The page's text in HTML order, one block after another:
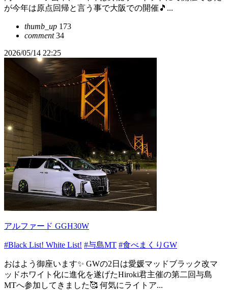
が今年は原点回帰と言う事で大阪での開催🎵...
thumb_up 173
comment34
2026/05/14 22:25
アルファード GGH30W
#Black List! White List! #与島MT #食べまくりGW
おはよう御座います✨ GWの2日は愛媛マッドブラック改マ
ッドホワイト化に進化を遂げたHiroki君主催の第二回与島
MTへ参加してきました🥰 何気にライトア...